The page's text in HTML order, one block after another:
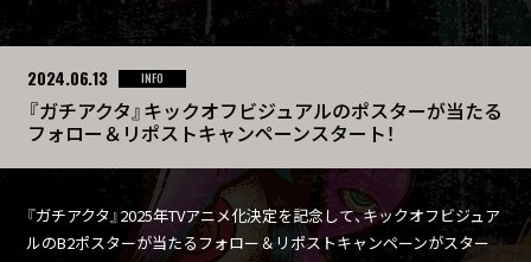
2024.06.13 INFO
『ガチアクタ』キックオフビジュアルのポスターが当たる
フォロー＆リポストキャンペーンスタート！
『ガチアクタ』2025年TVアニメ化決定を記念して、キックオフビジュア
ルのB2ポスターが当たるフォロー＆リポストキャンペーンがスター